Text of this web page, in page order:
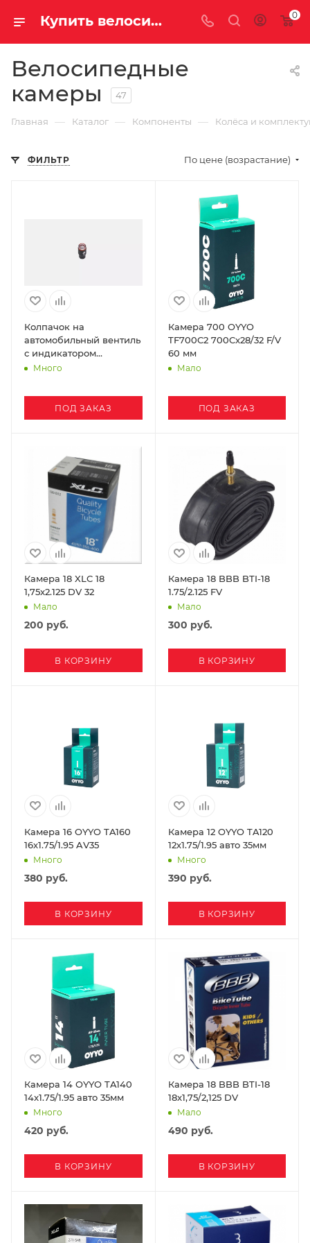
Купить велосипедную камеру в Саратове и Энгельсе 0
Велосипедные
камеры
47
Главная — Каталог — Компоненты — Колёса и
ФИЛЬТР По цене (возрастание)
Колпачок на
автомобильный вентиль
с индикатором
давления Specialized
Много
ПОД ЗАКАЗ
Камера 700 OYYO
TF700C2 700Cx28/32 F/V
60 мм
Мало
ПОД ЗАКАЗ
Камера 18 XLC 18
1,75x2.125 DV 32
Мало
200 руб.
В КОРЗИНУ
Камера 18 BBB BТI-18
1.75/2.125 FV
Мало
300 руб.
В КОРЗИНУ
Камера 16 OYYO TA160
16х1.75/1.95 AV35
Много
380 руб.
В КОРЗИНУ
Камера 12 OYYO TA120
12х1.75/1.95 авто 35мм
Много
390 руб.
В КОРЗИНУ
Камера 14 OYYO TA140
14x1.75/1.95 авто 35мм
Много
420 руб.
В КОРЗИНУ
Камера 18 BBB BTI-18
18x1,75/2,125 DV
Мало
490 руб.
В КОРЗИНУ